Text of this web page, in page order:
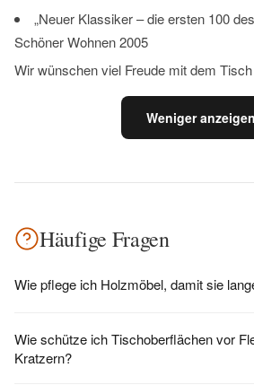
„Neuer Klassiker – die ersten 100
Schöner Wohnen 2005
Wir wünschen viel Freude mit dem
Weniger anzeigen
Häufige Fragen
Wie pflege ich Holzmöbel, damit sie
Wie schütze ich Tischoberflächen vor
Kratzern?